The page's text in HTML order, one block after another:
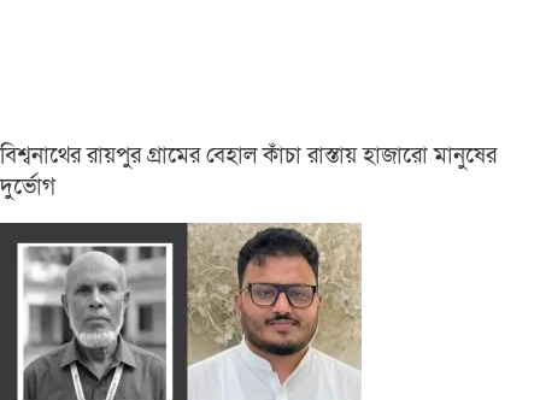
বিশ্বনাথের রায়পুর গ্রামের বেহাল কাঁচা রাস্তায় হাজারো মানুষের
দুর্ভোগ